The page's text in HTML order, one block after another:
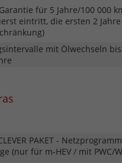
für 5 Jahre/100 000
eintritt, die ersten 2
mit Ölwechseln bis
PAKET -
(nur für m-HEV / mit PWC/